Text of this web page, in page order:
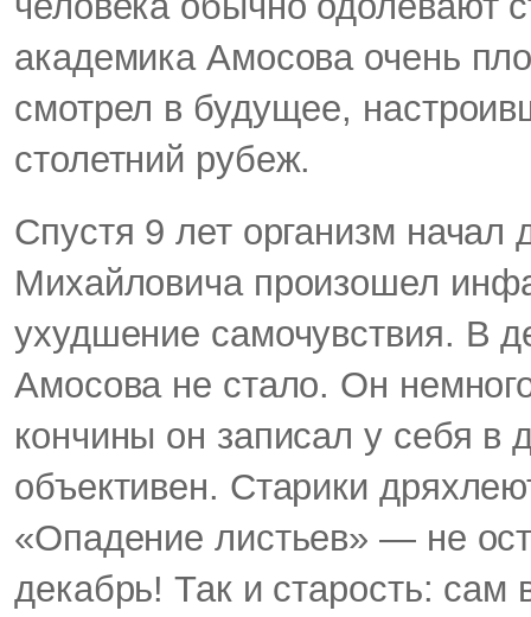
академика Амосова очень
смотрел в будущее,
столетний рубеж.
Спустя 9 лет организм начал
Михайловича произошел
ухудшение самочувствия. В
Амосова не стало. Он
кончины он записал у себя в
объективен. Старики
«Опадение листьев» — не
декабрь! Так и старость: